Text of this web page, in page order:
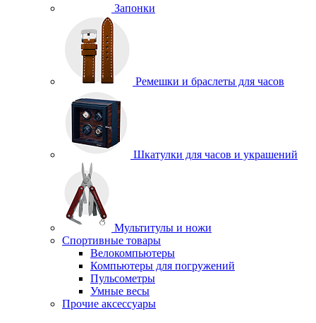
Запонки
Ремешки и браслеты для часов
Шкатулки для часов и украшений
Мультитулы и ножи
Спортивные товары
Велокомпьютеры
Компьютеры для погружений
Пульсометры
Умные весы
Прочие аксессуары